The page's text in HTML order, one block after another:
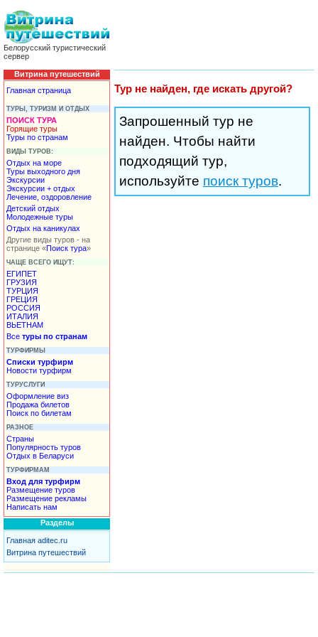
Белорусский туристический
сервер
Витрина путешествий
Главная страница
ТУРЫ, ТУРИЗМ И ОТДЫХ
ПОИСК ТУРА
Горящие туры
Туры по странам
ВИДЫ ТУРОВ:
Отдых на море
Туры выходного дня
Экскурсии
Экскурсии + отдых
Лечение, оздоровление
Детский отдых
Молодежные туры
Отдых на каникулах
Другие виды туров - на
странице «Поиск тура»
ЧАЩЕ ВСЕГО ИЩУТ:
ЕГИПЕТ
ГРУЗИЯ
ТУРЦИЯ
ГРЕЦИЯ
РОССИЯ
ИТАЛИЯ
ВЬЕТНАМ
Все туры по странам
ТУРФИРМЫ
Списки турфирм
Новости турфирм
ТУРУСЛУГИ
Оформление виз
Продажа билетов
Поиск по билетам
РАЗНОЕ
Страны
Популярность туров
Отдых в Беларуси
ТУРФИРМАМ
Вход для турфирм
Размещение туров
Размещение рекламы
Написать нам
Разделы
Главная aditec.ru
Витрина путешествий
Тур не найден, где искать другой?
Запрошенный тур не
найден. Чтобы найти
подходящий тур,
используйте поиск туров.